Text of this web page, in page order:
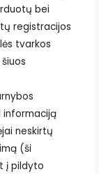
bei
registracijos
tvarkos
informaciją
neskirtų
(ši
į pildyto